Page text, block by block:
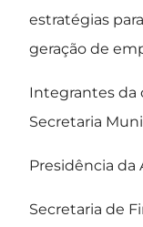
estratégias
geração de
Integrantes da
Secretaria
Presidência da
Secretaria de